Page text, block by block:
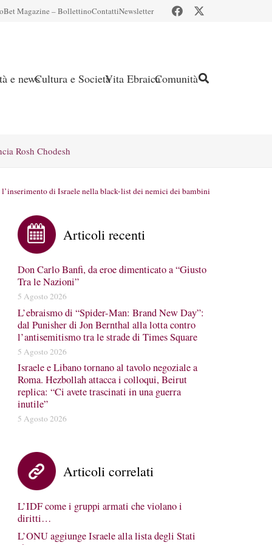
Bet Magazine – BollettinoContattiNewsletter
e newsCultura e SocietàVita EbraicaComunità
Rosh Chodesh
di Israele nella black-list dei nemici dei bambini
Articoli recenti
Don Carlo Banfi, da eroe dimenticato a “Giusto
Tra le Nazioni”
5 Agosto 2026
L’ebraismo di “Spider-Man: Brand New Day”:
dal Punisher di Jon Bernthal alla lotta contro
l’antisemitismo tra le strade di Times Square
5 Agosto 2026
Israele e Libano tornano al tavolo negoziale a
Roma. Hezbollah attacca i colloqui, Beirut
replica: “Ci avete trascinati in una guerra
inutile”
5 Agosto 2026
Articoli correlati
L’IDF come i gruppi armati che violano i
diritti…
L’ONU aggiunge Israele alla lista degli Stati